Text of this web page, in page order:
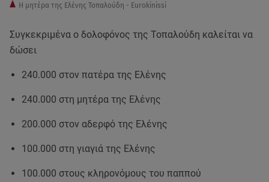
H μητέρα της Ελένης Τοπαλούδη - Eurokinissi
Συγκεκριμένα ο δολοφόνος της Τοπαλούδη καλείται να
δώσει
240.000 στον πατέρα της Ελένης
240.000 στη μητέρα της Ελένης
200.000 στον αδερφό της Ελένης
100.000 στη γιαγιά της Ελένης
100.000 στους κληρονόμους του παππού